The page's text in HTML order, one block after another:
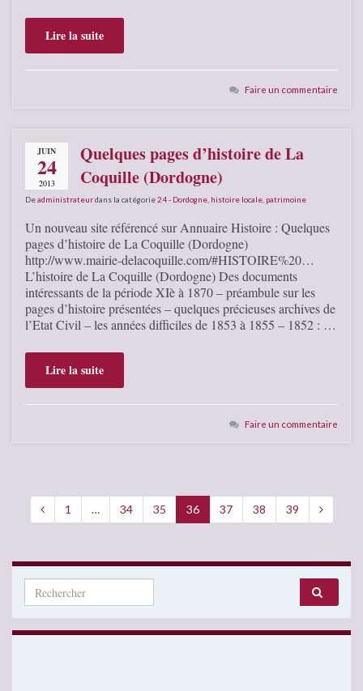
Lire la suite
Faire un commentaire
JUIN
24
2013
Quelques pages d’histoire de La
Coquille (Dordogne)
Deadministrateurdans la catégorie24 - Dordogne histoire locale patrimoine
Un nouveau site référencé sur Annuaire Histoire : Quelques
pages d’histoire de La Coquille (Dordogne)
http://www.mairie-delacoquille.com/#HISTOIRE%20…
L’histoire de La Coquille (Dordogne) Des documents
intéressants de la période XIè à 1870 – préambule sur les
pages d’histoire présentées – quelques précieuses archives de
l’Etat Civil – les années difficiles de 1853 à 1855 – 1852 : …
Lire la suite
Faire un commentaire
1 … 34 35 36 37 38 39
Search for: